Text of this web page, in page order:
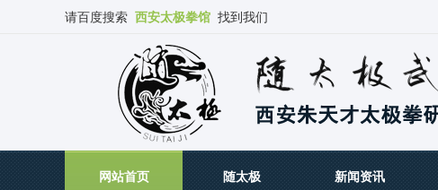
请百度搜索 西安太极拳馆 找到我们
网站首页 随太极 新闻资讯